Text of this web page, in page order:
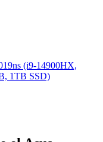
(i9-14900HX,
1TB SSD)